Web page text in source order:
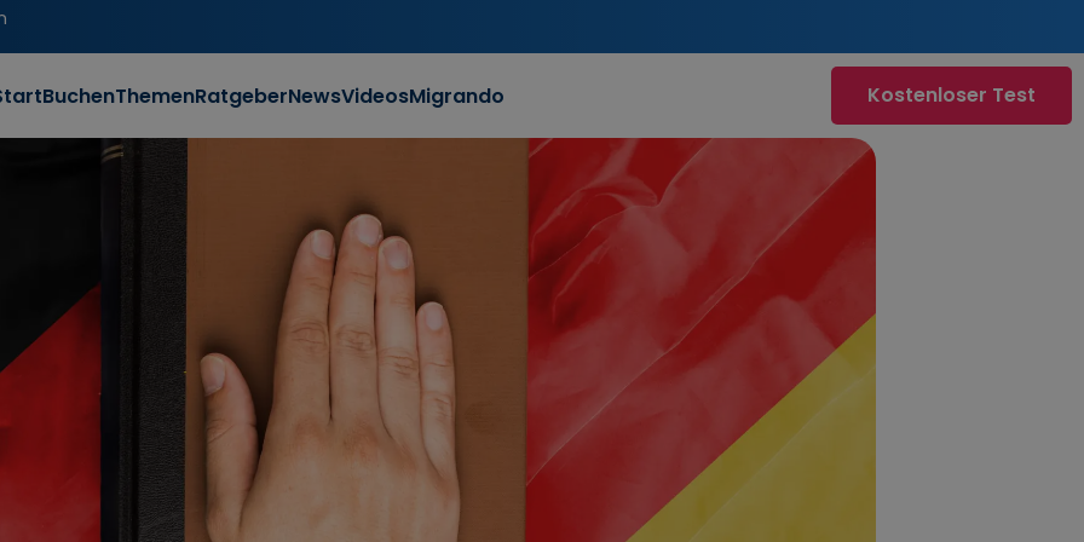
BuchenThemenRatgeberNewsVideosMigrando Kostenloser Test